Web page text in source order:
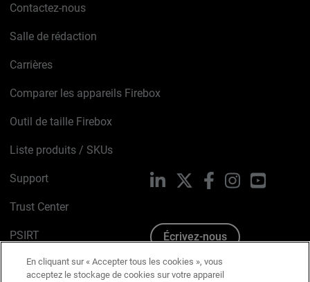
Contactez-nous
Salle de rédaction
Carrières
Comparer les appareils Firebox
Outil de taille Firebox
Liste produits / SKUs
Support
Trust Center
PSIRT
Avis sur les cookies
LinkedIn FacebookInstagramYouTube
Écrivez-nous
En cliquant sur « Accepter tous les cookies », vous
acceptez le stockage de cookies sur votre appareil